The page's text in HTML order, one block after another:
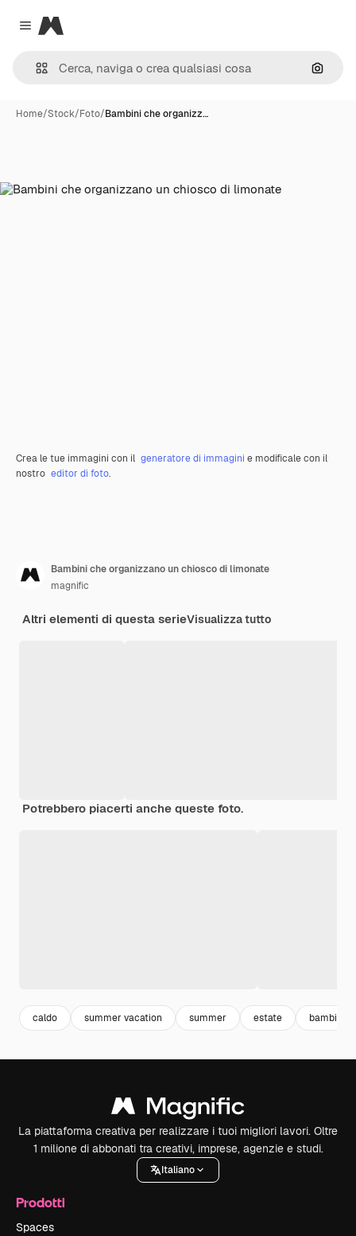
Close menu
Magnific
Cerca
Home/Stock/Foto/Bambini che organizz…
Crea le tue immagini con il generatore di immagini e modificale con il
nostro editor di foto.
Bambini che organizzano un chiosco di limonate
magnific
Altri elementi di questa serieVisualizza tutto
Potrebbero piacerti anche queste foto.
caldo summer vacation summer estate bambini
La piattaforma creativa per realizzare i tuoi migliori lavori. Oltre
1 milione di abbonati tra creativi, imprese, agenzie e studi.
Italiano
Prodotti
Spaces